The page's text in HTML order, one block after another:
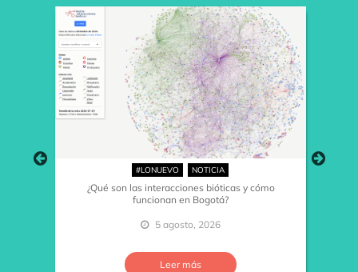
#LONUEVO NOTICIA
¿Qué son las interacciones bióticas y cómo
funcionan en Bogotá?
5 agosto, 2026
Leer más